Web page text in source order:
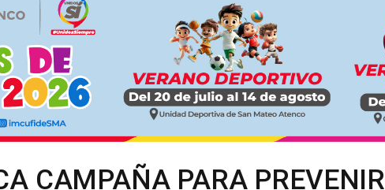
CAMPAÑA PARA PREVENIR